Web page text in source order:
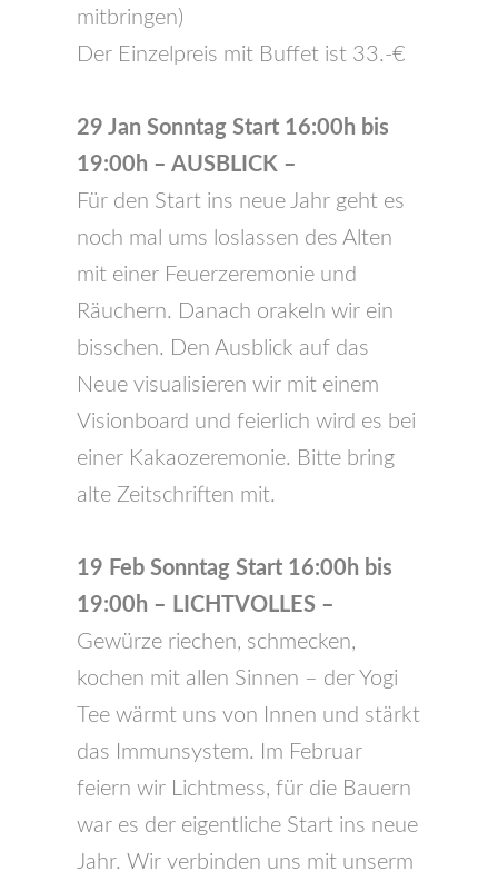
mitbringen)
Der Einzelpreis mit Buffet ist 33.-€
29 Jan Sonntag Start 16:00h bis
19:00h – AUSBLICK –
Für den Start ins neue Jahr geht es
noch mal ums loslassen des Alten
mit einer Feuerzeremonie und
Räuchern. Danach orakeln wir ein
bisschen. Den Ausblick auf das
Neue visualisieren wir mit einem
Visionboard und feierlich wird es bei
einer Kakaozeremonie. Bitte bring
alte Zeitschriften mit.
19 Feb Sonntag Start 16:00h bis
19:00h – LICHTVOLLES –
Gewürze riechen, schmecken,
kochen mit allen Sinnen – der Yogi
Tee wärmt uns von Innen und stärkt
das Immunsystem. Im Februar
feiern wir Lichtmess, für die Bauern
war es der eigentliche Start ins neue
Jahr. Wir verbinden uns mit unserm